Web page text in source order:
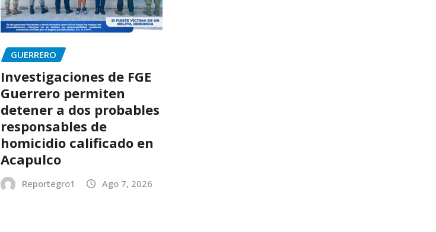
GUERRERO
Investigaciones de FGE
Guerrero permiten
detener a dos probables
responsables de
homicidio calificado en
Acapulco
Reportegro1 Ago 7, 2026